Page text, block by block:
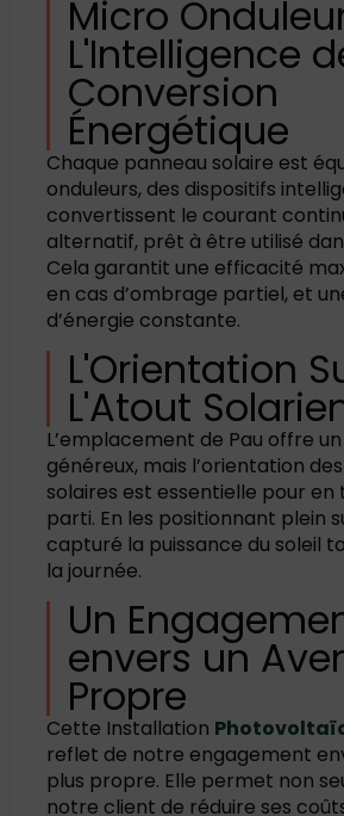
Micro
L'Intelligence
Conversion
Énergétique
Chaque panneau solaire est
onduleurs, des dispositifs
convertissent le courant
alternatif, prêt à être utilisé
Cela garantit une efficacité
en cas d’ombrage partiel, et
d’énergie constante.
L'Orientation
L'Atout
L’emplacement de Pau offre
généreux, mais l’orientation
solaires est essentielle pour en
parti. En les positionnant plein
capturé la puissance du soleil
la journée.
Un
envers un
Propre
Cette Installation
reflet de notre engagement
plus propre. Elle permet non
notre client de réduire ses